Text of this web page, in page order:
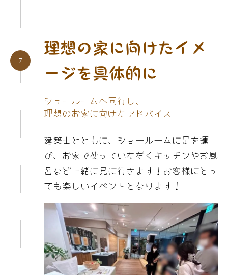
理想の家に向けたイメ
ージを具体的に
ショールームへ同行し、
理想のお家に向けたアドバイス
建築士とともに、ショールームに足を運
び、お家で使っていただくキッチンやお風
呂など一緒に見に行きます！お客様にとっ
ても楽しいイベントとなります！